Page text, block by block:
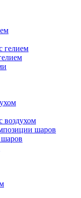
гелием
воздухом
шаров